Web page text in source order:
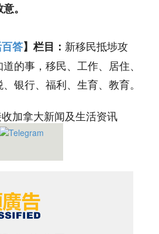
。
答】栏目： 新移民抵埗攻
的事，移民、工作、居住、
银行、福利、生育、教育。
加拿大新闻及生活资讯